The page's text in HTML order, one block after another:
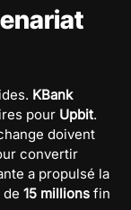
KBank
pour Upbit.
doivent
convertir
a propulsé la
de 15 millions fin